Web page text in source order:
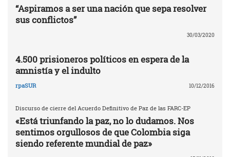
“Aspiramos a ser una nación que sepa resolver
sus conflictos”
30/03/2020
4.500 prisioneros políticos en espera de la
amnistía y el indulto
rpaSUR 10/12/2016
Discurso de cierre del Acuerdo Definitivo de Paz de las FARC-EP
«Está triunfando la paz, no lo dudamos. Nos
sentimos orgullosos de que Colombia siga
siendo referente mundial de paz»